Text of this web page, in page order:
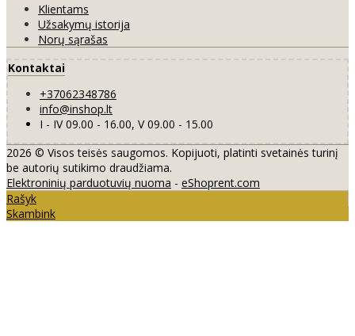
Klientams
Užsakymų istorija
Norų sąrašas
Kontaktai
+37062348786
info@inshop.lt
I - IV 09.00 - 16.00, V 09.00 - 15.00
2026 © Visos teisės saugomos. Kopijuoti, platinti svetainės turinį
be autorių sutikimo draudžiama.
Elektroninių parduotuvių nuoma - eShoprent.com
Rašyk
Skambink